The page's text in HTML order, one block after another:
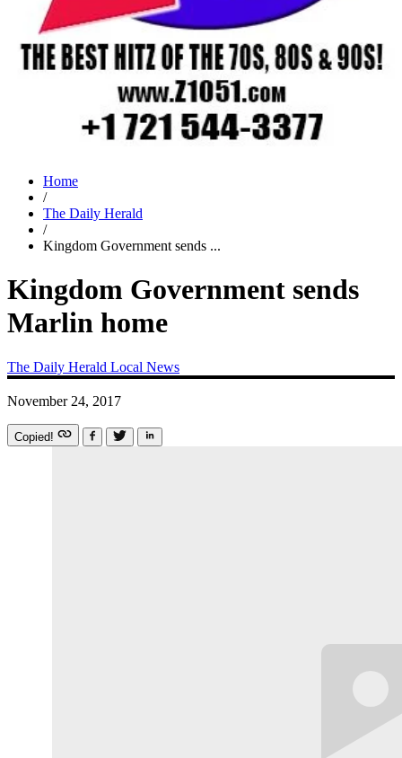
Home
/
The Daily Herald
/
Kingdom Government sends ...
Kingdom Government sends
Marlin home
The Daily Herald Local News
November 24, 2017
Copied!